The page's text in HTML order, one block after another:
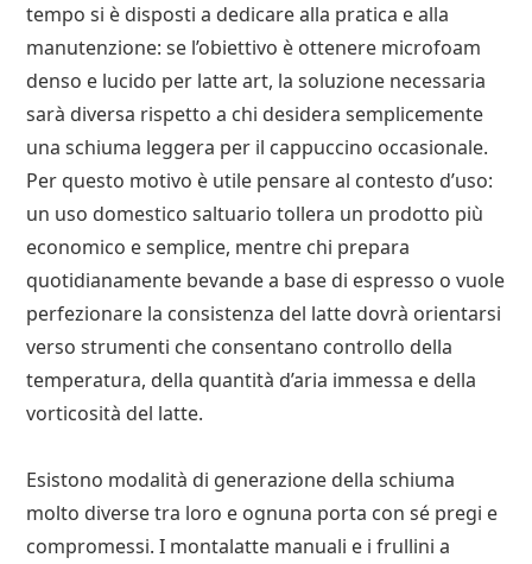
tempo si è disposti a dedicare alla pratica e alla
manutenzione: se l’obiettivo è ottenere microfoam
denso e lucido per latte art, la soluzione necessaria
sarà diversa rispetto a chi desidera semplicemente
una schiuma leggera per il cappuccino occasionale.
Per questo motivo è utile pensare al contesto d’uso:
un uso domestico saltuario tollera un prodotto più
economico e semplice, mentre chi prepara
quotidianamente bevande a base di espresso o vuole
perfezionare la consistenza del latte dovrà orientarsi
verso strumenti che consentano controllo della
temperatura, della quantità d’aria immessa e della
vorticosità del latte.
Esistono modalità di generazione della schiuma
molto diverse tra loro e ognuna porta con sé pregi e
compromessi. I montalatte manuali e i frullini a